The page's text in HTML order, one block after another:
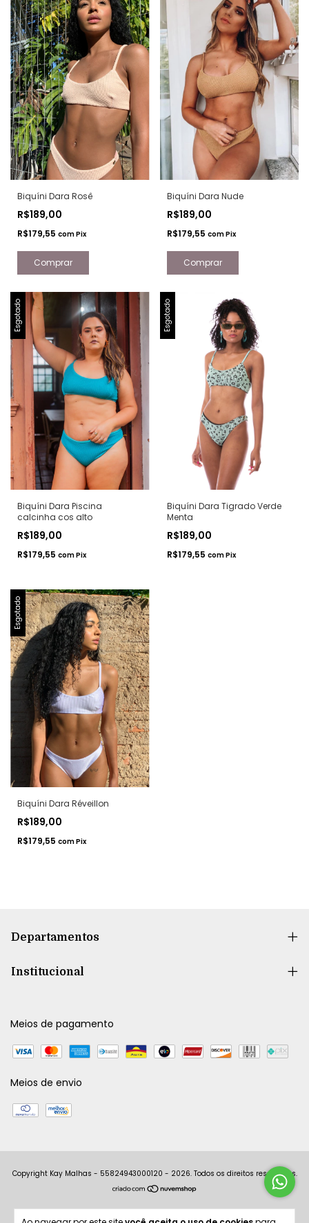
Biquíni Dara Rosê
R$189,00
R$179,55 comPix
Comprar
Biquíni Dara Nude
R$189,00
R$179,55 comPix
Comprar
Esgotado
Biquíni Dara Piscina
calcinha cos alto
R$189,00
R$179,55 comPix
Esgotado
Biquíni Dara Tigrado Verde
Menta
R$189,00
R$179,55 comPix
Esgotado
Biquíni Dara Réveillon
R$189,00
R$179,55 comPix
Departamentos
Institucional
Meios de pagamento
Meios de envio
Copyright Kay Malhas - 55824943000120 - 2026. Todos os direitos reservados.